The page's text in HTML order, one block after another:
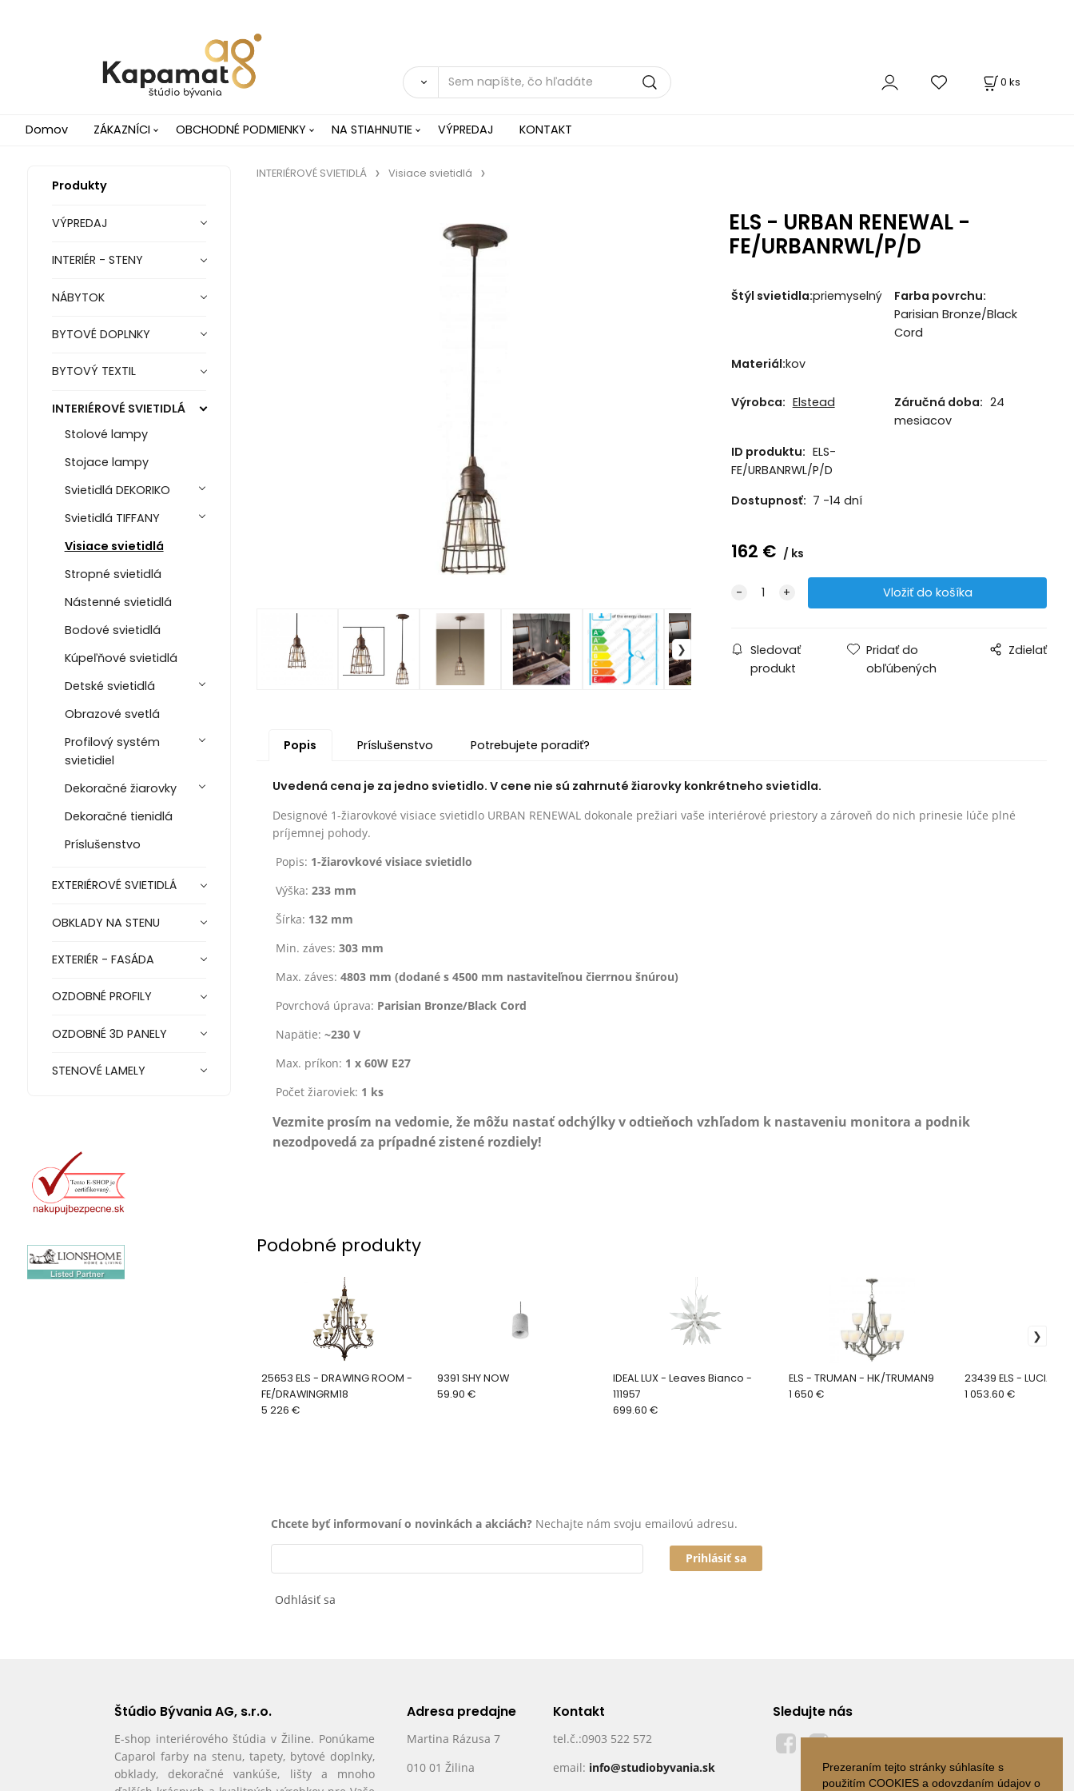
Prezeraním tejto stránky súhlasíte s
použitím COOKIES a odovzdaním údajov o
0 ks
Domov ZÁKAZNÍCI OBCHODNÉ PODMIENKY NA STIAHNUTIE VÝPREDAJ KONTAKT
Produkty
VÝPREDAJ
INTERIÉR - STENY
NÁBYTOK
BYTOVÉ DOPLNKY
BYTOVÝ TEXTIL
INTERIÉROVÉ SVIETIDLÁ
Stolové lampy
Stojace lampy
Svietidlá DEKORIKO
Svietidlá TIFFANY
Visiace svietidlá
Stropné svietidlá
Nástenné svietidlá
Bodové svietidlá
Kúpeľňové svietidlá
Detské svietidlá
Obrazové svetlá
Profilový systém
svietidiel
Dekoračné žiarovky
Dekoračné tienidlá
Príslušenstvo
EXTERIÉROVÉ SVIETIDLÁ
OBKLADY NA STENU
EXTERIÉR - FASÁDA
OZDOBNÉ PROFILY
OZDOBNÉ 3D PANELY
STENOVÉ LAMELY
INTERIÉROVÉ SVIETIDLÁ Visiace svietidlá
ELS - URBAN RENEWAL -
FE/URBANRWL/P/D
Štýl svietidla:priemyselný
Farba povrchu:
Parisian Bronze/Black
Cord
Materiál:kov
Výrobca: Elstead Záručná doba: 24
mesiacov
ID produktu: ELS-
FE/URBANRWL/P/D
Dostupnosť: 7 -14 dní
162 € ks
Sledovať
produkt
Pridať do
obľúbených
Zdielať
Popis Príslušenstvo Potrebujete poradiť?
Uvedená cena je za jedno svietidlo. V cene nie sú zahrnuté žiarovky konkrétneho svietidla.
Designové 1-žiarovkové visiace svietidlo URBAN RENEWAL dokonale prežiari vaše interiérové priestory a zároveň do nich prinesie lúče plné
príjemnej pohody.
Popis: 1-žiarovkové visiace svietidlo
Výška: 233 mm
Šírka: 132 mm
Min. záves: 303 mm
Max. záves: 4803 mm (dodané s 4500 mm nastaviteľnou čierrnou šnúrou)
Povrchová úprava: Parisian Bronze/Black Cord
Napätie: ~230 V
Max. príkon: 1 x 60W E27
Počet žiaroviek: 1 ks
Vezmite prosím na vedomie, že môžu nastať odchýlky v odtieňoch vzhľadom k nastaveniu monitora a podnik
nezodpovedá za prípadné zistené rozdiely!
Podobné produkty
25653 ELS - DRAWING ROOM -
FE/DRAWINGRM18
5 226 €
9391 SHY NOW
59.90 €
IDEAL LUX - Leaves Bianco -
111957
699.60 €
ELS - TRUMAN - HK/TRUMAN9
1 650 €
23439 ELS - LUCIA
1 053.60 €
Chcete byť informovaní o novinkách a akciách? Nechajte nám svoju emailovú adresu.
Prihlásiť sa
Odhlásiť sa
Štúdio Bývania AG, s.r.o.
E-shop interiérového štúdia v Žiline. Ponúkame
Caparol farby na stenu, tapety, bytové doplnky,
obklady, dekoračné vankúše, lišty a mnoho
Adresa predajne
Martina Rázusa 7
010 01 Žilina
Kontakt
tel.č.:0903 522 572
email: info@studiobyvania.sk
Sledujte nás